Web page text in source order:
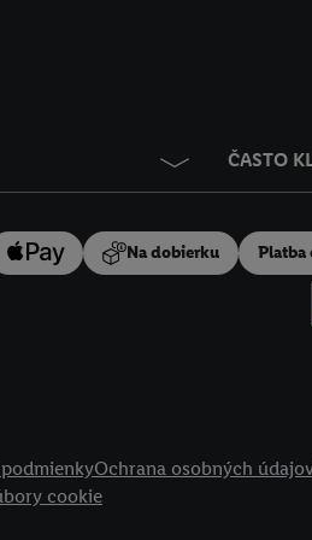
ČASTO
Na dobierku Platba
Ochrana osobných
cookie